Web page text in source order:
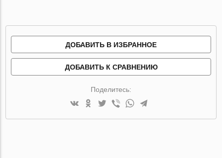
ДОБАВИТЬ В ИЗБРАННОЕ
ДОБАВИТЬ К СРАВНЕНИЮ
Поделитесь: